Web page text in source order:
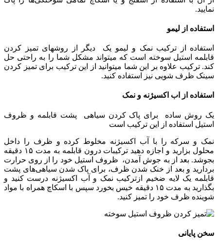
نمایید.
استفاده از لیمو
استفاده از ترکیب نمک و لیمو یک دیگر از روشهای تمیز کردن
قابلمه استیل سوخته است که میتواند مشکل شما را به راحتی حل
کند. ترکیب علاوه بر این شما میتوانید از این ترکیب برای تمیز کردن
سینک ظرف شویی نیز استفاده کنید.
استفاده از اب اکسیژنه و نمک
یک روش ساده برای پاک کردن سیاهی پشت قابلمه و ظروف
استیل استفاده از این ترکیب است
نمک و سرکه را با آب اکسیژنه مخلوط کرده و ظرف را داخل
محلول بزارید و اجازه دهید ترکیبات درون قابلمه به مدت ۱۵ دقیقه
بجوشد. بعد از به جوش آمدن، ظروف استیل خود را از روی حرارت
بردارید و بعد از خنک شدن ظرف، برای پاک شدن سیاهی‌های پشت
قابلمه یک لایه ضخیم ازترکیب نمک و آب اکسیژنه درست کنید و
بگذارید به مدت ۱۵ دقیقه خیس بخورد سپس با اسکاچ همراه با مواد
شوینده ظرف خود را تمیز کنید.
سخن پایانی